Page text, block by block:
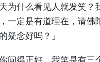
为什么看见人就发笑？
一定是有道理在，请佛
疑念好吗？」
问得正好。我笑是有三